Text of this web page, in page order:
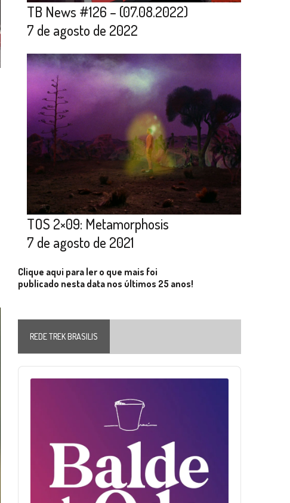
TB News #126 – (07.08.2022)
7 de agosto de 2022
TOS 2×09: Metamorphosis
7 de agosto de 2021
Clique aqui para ler o que mais foi
publicado nesta data nos últimos 25 anos!
REDE TREK BRASILIS
Audio
Player